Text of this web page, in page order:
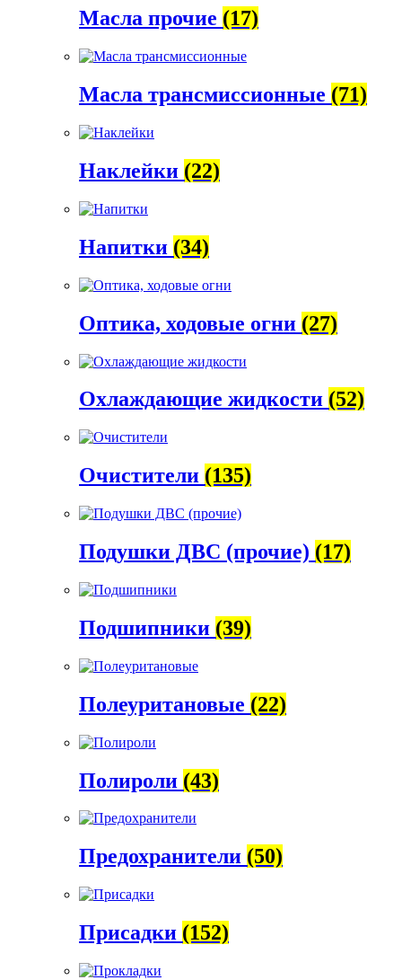
Масла прочие (17)
Масла трансмиссионные (71)
Наклейки (22)
Напитки (34)
Оптика, ходовые огни (27)
Охлаждающие жидкости (52)
Очистители (135)
Подушки ДВС (прочие) (17)
Подшипники (39)
Полеуритановые (22)
Полироли (43)
Предохранители (50)
Присадки (152)